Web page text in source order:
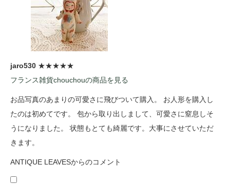
jaro530 ★★★★★
フランス雑貨chouchouの商品を見る
お品写真のあまりの可愛さに飛びついて購入。 お人形を購入し
たのは初めてです。 包から取り出しまして、可愛さに窒息しそ
うになりました。 状態もとても綺麗です。大事にさせていただ
きます。
ANTIQUE LEAVESからのコメント